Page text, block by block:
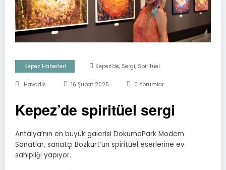
Kepez Haberleri Kepez’de, Sergi, Spiritüel
Havadis 16 Şubat 2025 0 Yorumlar
Kepez’de spiritüel sergi
Antalya’nın en büyük galerisi DokumaPark Modern
Sanatlar, sanatçı Bozkurt’un spiritüel eserlerine ev
sahipliği yapıyor.